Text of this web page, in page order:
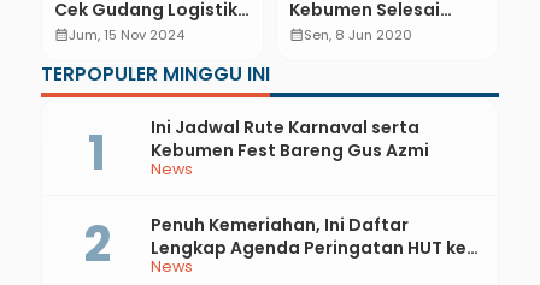
Cek Gudang Logistik
Pilkada, Begini
calendar_monthJum, 15 Nov 2024
Kebumen Selesai
Rapid Test Massal, Ini
calendar_monthSen, 8 Jun 2020
TERPOPULER MINGGU INI
News
Ini Jadwal Rute Karnaval serta
Kebumen Fest Bareng Gus Azmi
News
Penuh Kemeriahan, Ini Daftar
Lengkap Agenda Peringatan HUT ke-
81 RI dan Hari Jadi ke-397 Kabupaten